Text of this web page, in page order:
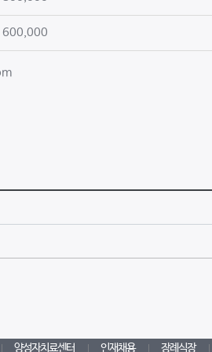
600,000
양성자치료센터 인재채용 장례식장